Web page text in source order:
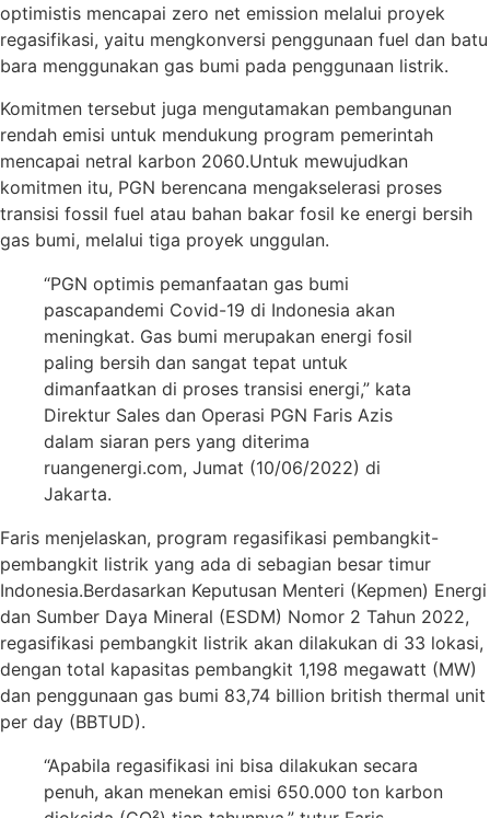
optimistis mencapai zero net emission melalui proyek
regasifikasi, yaitu mengkonversi penggunaan fuel dan batu
bara menggunakan gas bumi pada penggunaan listrik.
Komitmen tersebut juga mengutamakan pembangunan
rendah emisi untuk mendukung program pemerintah
mencapai netral karbon 2060.Untuk mewujudkan
komitmen itu, PGN berencana mengakselerasi proses
transisi fossil fuel atau bahan bakar fosil ke energi bersih
gas bumi, melalui tiga proyek unggulan.
“PGN optimis pemanfaatan gas bumi
pascapandemi Covid-19 di Indonesia akan
meningkat. Gas bumi merupakan energi fosil
paling bersih dan sangat tepat untuk
dimanfaatkan di proses transisi energi,” kata
Direktur Sales dan Operasi PGN Faris Azis
dalam siaran pers yang diterima
ruangenergi.com, Jumat (10/06/2022) di
Jakarta.
Faris menjelaskan, program regasifikasi pembangkit-
pembangkit listrik yang ada di sebagian besar timur
Indonesia.Berdasarkan Keputusan Menteri (Kepmen) Energi
dan Sumber Daya Mineral (ESDM) Nomor 2 Tahun 2022,
regasifikasi pembangkit listrik akan dilakukan di 33 lokasi,
dengan total kapasitas pembangkit 1,198 megawatt (MW)
dan penggunaan gas bumi 83,74 billion british thermal unit
per day (BBTUD).
“Apabila regasifikasi ini bisa dilakukan secara
penuh, akan menekan emisi 650.000 ton karbon